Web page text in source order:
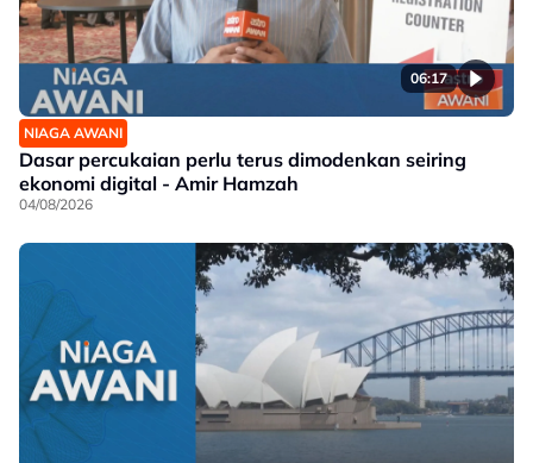
06:17
NIAGA AWANI
Dasar percukaian perlu terus dimodenkan seiring
ekonomi digital - Amir Hamzah
04/08/2026